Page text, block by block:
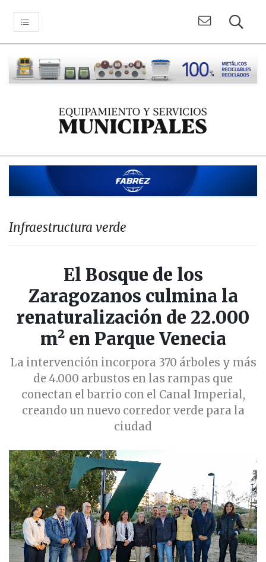
Infraestructura verde
El Bosque de los
Zaragozanos culmina la
renaturalización de 22.000
m² en Parque Venecia
La intervención incorpora 370 árboles y más
de 4.000 arbustos en las rampas que
conectan el barrio con el Canal Imperial,
creando un nuevo corredor verde para la
ciudad